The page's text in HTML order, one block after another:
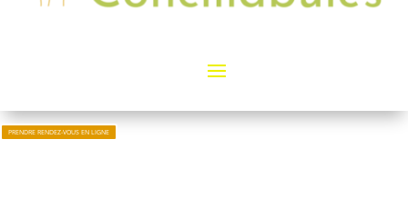
PRENDRE RENDEZ-VOUS EN LIGNE